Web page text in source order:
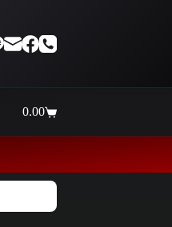
Shopping
0.00